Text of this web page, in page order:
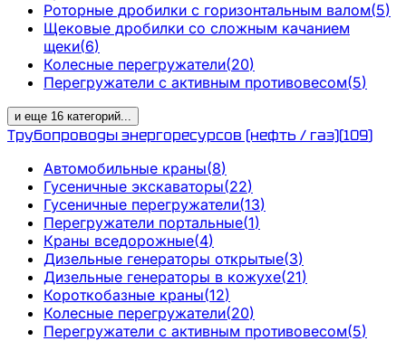
Роторные дробилки с горизонтальным валом(5)
Щековые дробилки со сложным качанием
щеки(6)
Колесные перегружатели(20)
Перегружатели с активным противовесом(5)
и еще 16 категорий...
Трубопроводы энергоресурсов (нефть / газ)(109)
Автомобильные краны(8)
Гусеничные экскаваторы(22)
Гусеничные перегружатели(13)
Перегружатели портальные(1)
Краны вседорожные(4)
Дизельные генераторы открытые(3)
Дизельные генераторы в кожухе(21)
Короткобазные краны(12)
Колесные перегружатели(20)
Перегружатели с активным противовесом(5)